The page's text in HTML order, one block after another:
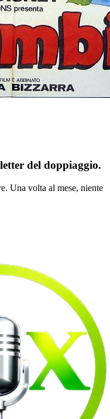
del doppiaggio.
Una volta al mese, niente